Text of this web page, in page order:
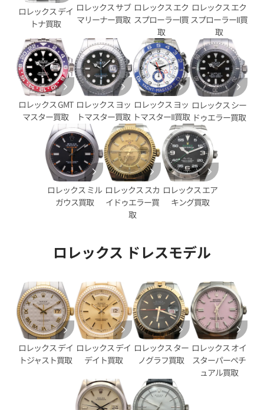
イトジャスト YG/SS ゴール
日時点の参考買取価格です
ロレックス デイトジャスト
参考買取価格
2,890,000円
※2025年11月時点の参考買取
イトジャスト 41 126333G
ル文字盤
時点の参考買取価格です
ロレックス デイトジャスト
ブラック文字盤
参考買取価格
2,890,000円
※2025年11月時点の参考買取
ロレックス デイ
トナ買取
ロレックス サブ
マリーナー買取
ロレックス エク
スプローラーⅠ買
取
ロレックス エク
スプローラーII買
取
ロレックス GMT
マスター買取
ロレックス ヨッ
トマスター買取
ロレックス ヨッ
トマスターII買取
ロレックス シー
ドゥエラー買取
ロレックス ミル
ガウス買取
ロレックス スカ
イドゥエラー買
取
ロレックス エア
キング買取
ロレックス ドレスモデル
ロレックス デイ
トジャスト買取
ロレックス デイ
デイト買取
ロレックス ター
ノグラフ買取
ロレックス オイ
スターパーペチ
ュアル買取